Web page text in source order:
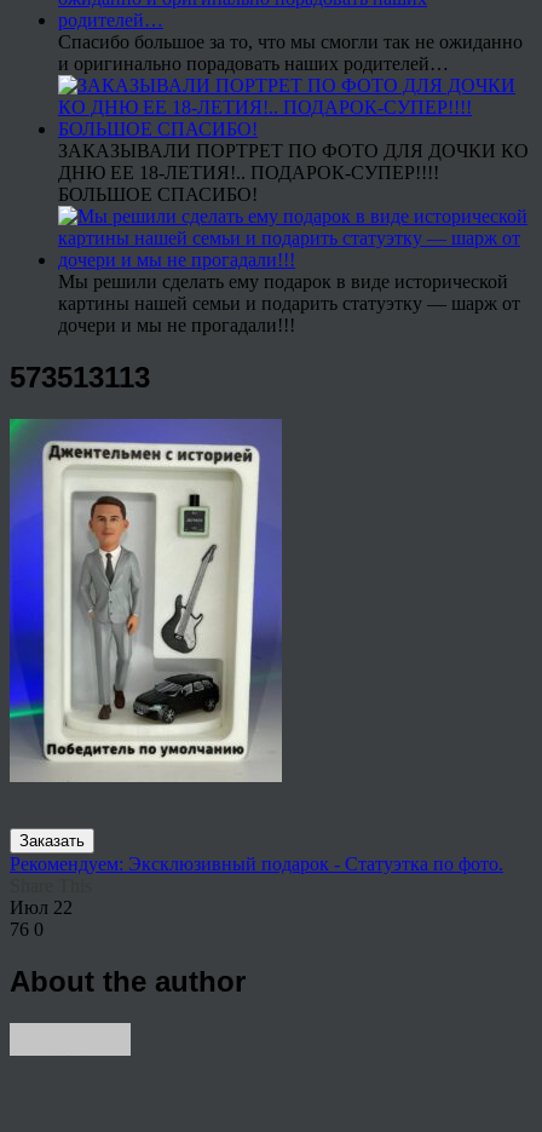
Спасибо большое за то, что мы смогли так не ожиданно
и оригинально порадовать наших родителей…
ЗАКАЗЫВАЛИ ПОРТРЕТ ПО ФОТО ДЛЯ ДОЧКИ КО
ДНЮ ЕЕ 18-ЛЕТИЯ!.. ПОДАРОК-СУПЕР!!!!
БОЛЬШОЕ СПАСИБО!
Мы решили сделать ему подарок в виде исторической
картины нашей семьи и подарить статуэтку — шарж от
дочери и мы не прогадали!!!
573513113
Заказать
Рекомендуем: Эксклюзивный подарок - Статуэтка по фото.
Июл 22
76 0
About the author